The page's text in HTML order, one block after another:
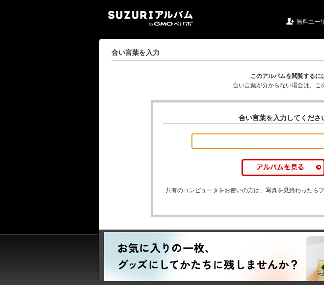
 無料ユー
合い言葉を入力
このアルバムを閲覧するに
合い言葉が分からない場合は、こ
合い言葉を入力してくださ
共有のコンピュータをお使いの方は、写真を見終わったら